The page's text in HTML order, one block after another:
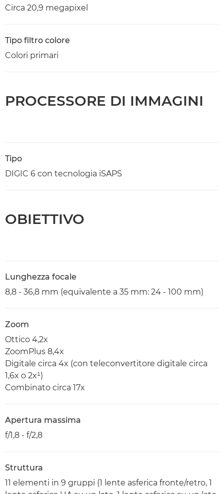
Circa 20,9 megapixel
Tipo filtro colore
Colori primari
PROCESSORE DI IMMAGINI
Tipo
DIGIC 6 con tecnologia iSAPS
OBIETTIVO
Lunghezza focale
8,8 - 36,8 mm (equivalente a 35 mm: 24 - 100 mm)
Zoom
Ottico 4,2x
ZoomPlus 8,4x
Digitale circa 4x (con teleconvertitore digitale circa
1,6x o 2x¹)
Combinato circa 17x
Apertura massima
f/1,8 - f/2,8
Struttura
11 elementi in 9 gruppi (1 lente asferica fronte/retro, 1